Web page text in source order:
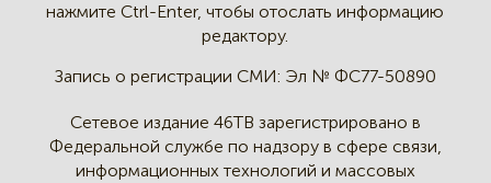
нажмите Ctrl-Enter, чтобы отослать информацию
редактору.
Запись о регистрации СМИ: Эл № ФС77-50890
Сетевое издание 46ТВ зарегистрировано в
Федеральной службе по надзору в сфере связи,
информационных технологий и массовых